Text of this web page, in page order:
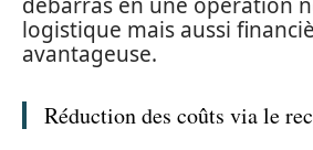
logistique mais aussi
avantageuse.
Réduction des coûts via le